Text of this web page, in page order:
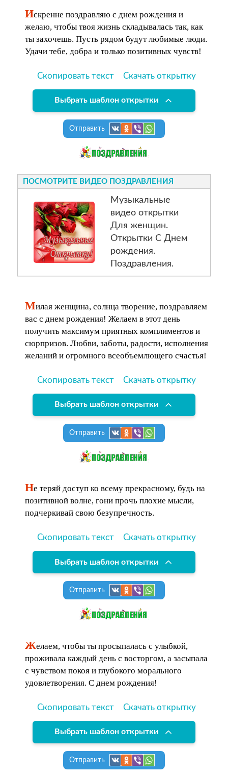
Искренне поздравляю с днем рождения и
желаю, чтобы твоя жизнь складывалась так, как
ты захочешь. Пусть рядом будут любимые люди.
Удачи тебе, добра и только позитивных чувств!
Скопировать текст Скачать открытку
Выбрать шаблон открытки
Отправить
ПОСМОТРИТЕ ВИДЕО ПОЗДРАВЛЕНИЯ
Музыкальные
видео открытки
Для женщин.
Открытки С Днем
рождения.
Поздравления.
Милая женщина, солнца творение, поздравляем
вас с днем рождения! Желаем в этот день
получить максимум приятных комплиментов и
сюрпризов. Любви, заботы, радости, исполнения
желаний и огромного всеобъемлющего счастья!
Скопировать текст Скачать открытку
Выбрать шаблон открытки
Отправить
Не теряй доступ ко всему прекрасному, будь на
позитивной волне, гони прочь плохие мысли,
подчеркивай свою безупречность.
Скопировать текст Скачать открытку
Выбрать шаблон открытки
Отправить
Желаем, чтобы ты просыпалась с улыбкой,
проживала каждый день с восторгом, а засыпала
с чувством покоя и глубокого морального
удовлетворения. С днем рождения!
Скопировать текст Скачать открытку
Выбрать шаблон открытки
Отправить